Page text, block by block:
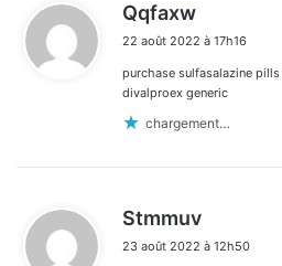
Qqfaxw
t
:
22 août 2022 à 17h16
purchase sulfasalazine pills
divalproex generic
chargement…
Stmmuv
t
23 août 2022 à 12h50